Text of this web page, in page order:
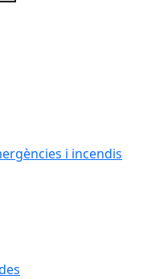
i incendis